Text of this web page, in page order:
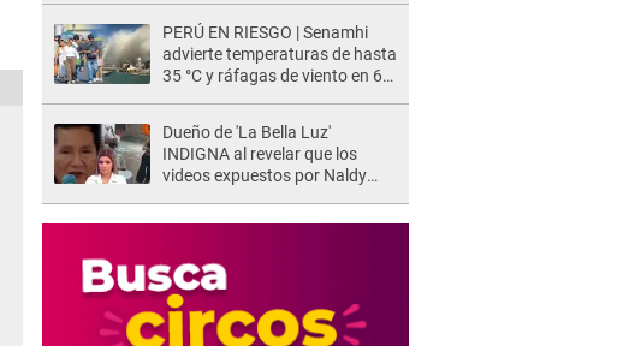
PERÚ EN RIESGO | Senamhi
advierte temperaturas de hasta
35 °C y ráfagas de viento en 6
Dueño de 'La Bella Luz'
INDIGNA al revelar que los
videos expuestos por Naldy